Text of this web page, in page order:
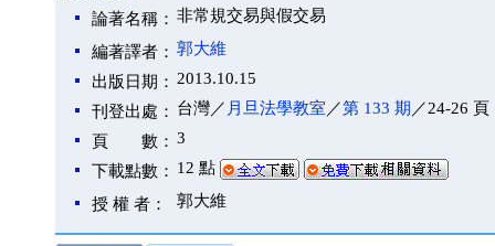
論著名稱： 非常規交易與假交易
編著譯者： 郭大維
出版日期： 2013.10.15
刊登出處： 台灣／ 月旦法學教室 ／第 133 期 ／24-26 頁
頁 數： 3
下載點數： 12 點
授 權 者： 郭大維